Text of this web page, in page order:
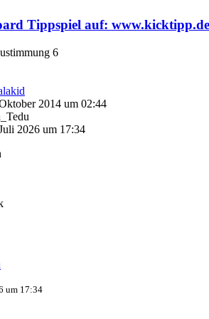
Tippspiel auf:
6
2014 um 02:44
2026 um 17:34
um 17:34